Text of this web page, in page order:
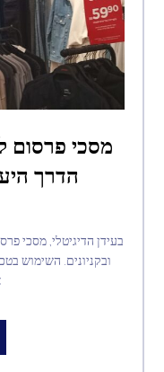
מסכי פרסום
הדרך
בעידן הדיגיטלי, מסכי